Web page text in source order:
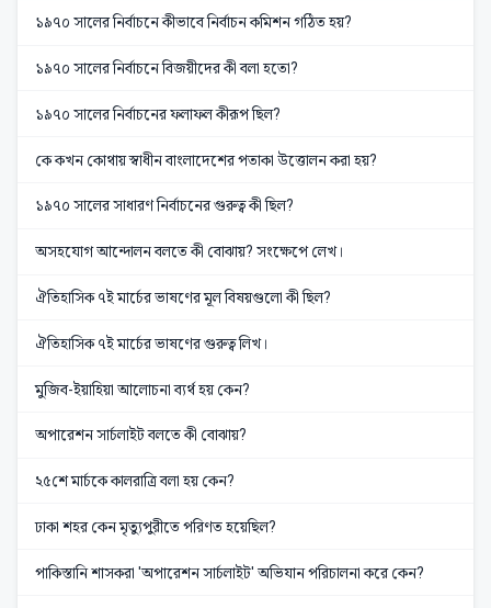
১৯৭০ সালের নির্বাচনে কীভাবে নির্বাচন কমিশন গঠিত হয়?
১৯৭০ সালের নির্বাচনে বিজয়ীদের কী বলা হতো?
১৯৭০ সালের নির্বাচনের ফলাফল কীরূপ ছিল?
কে কখন কোথায় স্বাধীন বাংলাদেশের পতাকা উত্তোলন করা হয়?
১৯৭০ সালের সাধারণ নির্বাচনের গুরুত্ব কী ছিল?
অসহযোগ আন্দোলন বলতে কী বোঝায়? সংক্ষেপে লেখ।
ঐতিহাসিক ৭ই মার্চের ভাষণের মূল বিষয়গুলো কী ছিল?
ঐতিহাসিক ৭ই মার্চের ভাষণের গুরুত্ব লিখ।
মুজিব-ইয়াহিয়া আলোচনা ব্যর্থ হয় কেন?
অপারেশন সার্চলাইট বলতে কী বোঝায়?
২৫শে মার্চকে কালরাত্রি বলা হয় কেন?
ঢাকা শহর কেন মৃত্যুপুরীতে পরিণত হয়েছিল?
পাকিস্তানি শাসকরা 'অপারেশন সার্চলাইট' অভিযান পরিচালনা করে কেন?